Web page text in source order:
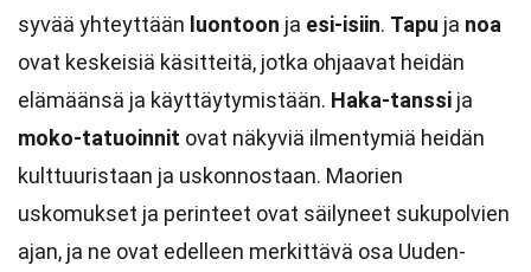
syvää yhteyttään luontoon ja esi-isiin. Tapu ja noa
ovat keskeisiä käsitteitä, jotka ohjaavat heidän
elämäänsä ja käyttäytymistään. Haka-tanssi ja
moko-tatuoinnit ovat näkyviä ilmentymiä heidän
kulttuuristaan ja uskonnostaan. Maorien
uskomukset ja perinteet ovat säilyneet sukupolvien
ajan, ja ne ovat edelleen merkittävä osa Uuden-